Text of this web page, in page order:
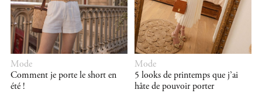
Mode
Comment je porte le short en
été !
Mode
5 looks de printemps que j’ai
hâte de pouvoir porter